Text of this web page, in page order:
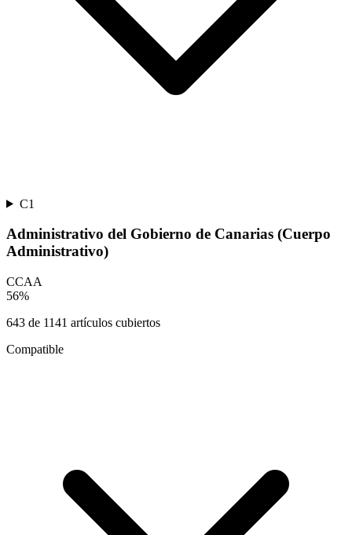
C1
Administrativo del Gobierno de Canarias (Cuerpo
Administrativo)
CCAA
56%
643 de 1141 artículos cubiertos
Compatible